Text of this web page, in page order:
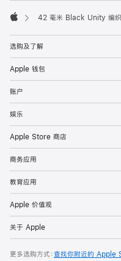
42 毫米 Black Unity 编
选购及了解
Apple 钱包
账户
娱乐
Apple Store 商店
商务应用
教育应用
Apple 价值观
关于 Apple
更多选购方式：查找你附近的 Apple